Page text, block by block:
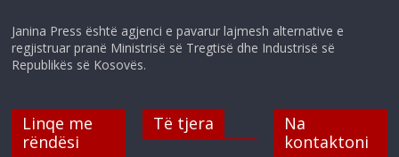
Janina Press është agjenci e pavarur lajmesh alternative e
regjistruar pranë Ministrisë së Tregtisë dhe Industrisë së
Republikës së Kosovës.
Linqe me
rëndësi
Të tjera
Na
kontaktoni